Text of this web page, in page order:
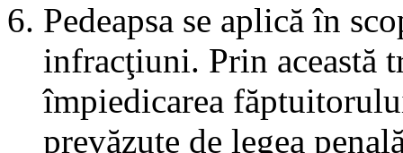
Pedeapsa se aplică în
infracţiuni. Prin această
împiedicarea
prevăzute de legea